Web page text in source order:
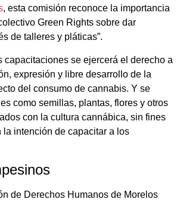
, esta comisión reconoce la importancia
Green Rights sobre dar
de talleres y pláticas”.
capacitaciones se ejercerá el derecho a
expresión y libre desarrollo de la
del consumo de cannabis. Y se
como semillas, plantas, flores y otros
con la cultura cannábica, sin fines
la intención de capacitar a los
de Derechos Humanos de Morelos